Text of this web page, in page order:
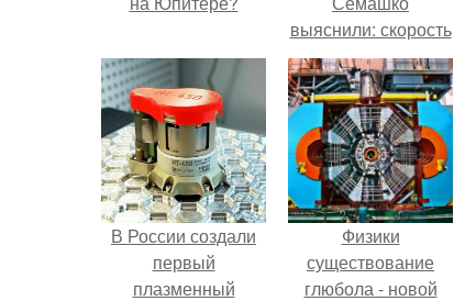
выяснили: скорость
старения напрямую
зависит от
состояния сосудов
и работы сердца.
В России создали
первый
плазменный
Физики
существование
глюбола - новой